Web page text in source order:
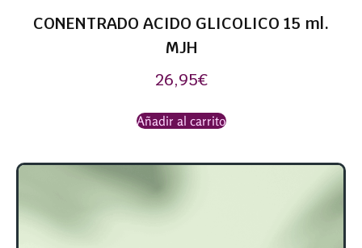
CONENTRADO ACIDO GLICOLICO 15 ml.
MJH
26,95€
Añadir al carrito